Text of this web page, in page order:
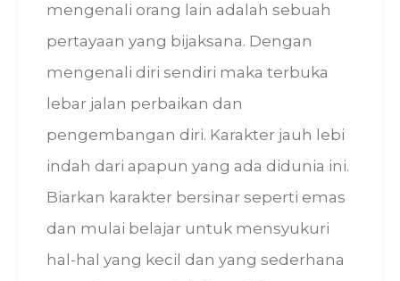
mengenali orang lain adalah sebuah
pertayaan yang bijaksana. Dengan
mengenali diri sendiri maka terbuka
lebar jalan perbaikan dan
pengembangan diri. Karakter jauh lebi
indah dari apapun yang ada didunia ini.
Biarkan karakter bersinar seperti emas
dan mulai belajar untuk mensyukuri
hal-hal yang kecil dan yang sederhana